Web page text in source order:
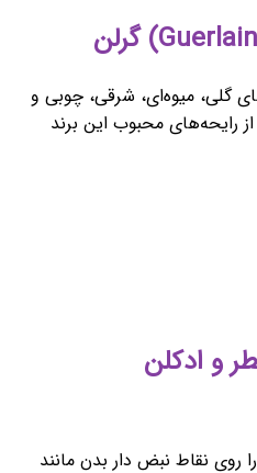
گلی، میوه‌ای، شرقی، چوبی و
رایحه‌های محبوب این برند
و ادکلن
روی نقاط نبض دار بدن مانند